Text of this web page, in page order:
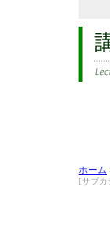
ホーム
[サブカ